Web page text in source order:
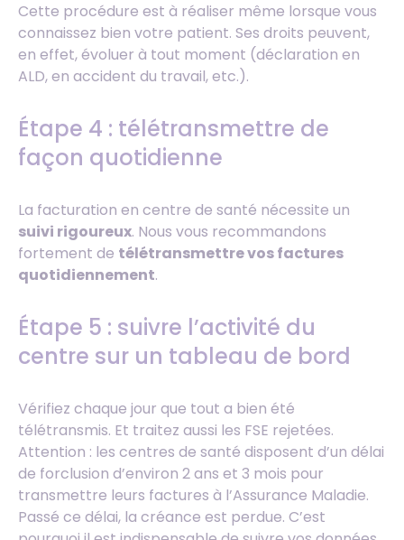
Cette procédure est à réaliser même lorsque vous
connaissez bien votre patient. Ses droits peuvent,
en effet, évoluer à tout moment (déclaration en
ALD, en accident du travail, etc.).
Étape 4 : télétransmettre de
façon quotidienne
La facturation en centre de santé nécessite un
suivi rigoureux. Nous vous recommandons
fortement de télétransmettre vos factures
quotidiennement.
Étape 5 : suivre l’activité du
centre sur un tableau de bord
Vérifiez chaque jour que tout a bien été
télétransmis. Et traitez aussi les FSE rejetées.
Attention : les centres de santé disposent d’un délai
de forclusion d’environ 2 ans et 3 mois pour
transmettre leurs factures à l’Assurance Maladie.
Passé ce délai, la créance est perdue. C’est